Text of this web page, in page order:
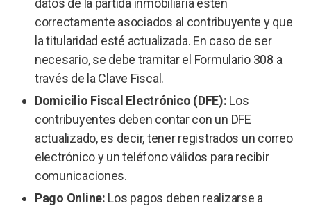
datos de la partida inmobiliaria estén
correctamente asociados al contribuyente y que
la titularidad esté actualizada. En caso de ser
necesario, se debe tramitar el Formulario 308 a
través de la Clave Fiscal.
Domicilio Fiscal Electrónico (DFE): Los
contribuyentes deben contar con un DFE
actualizado, es decir, tener registrados un correo
electrónico y un teléfono válidos para recibir
comunicaciones.
Pago Online: Los pagos deben realizarse a